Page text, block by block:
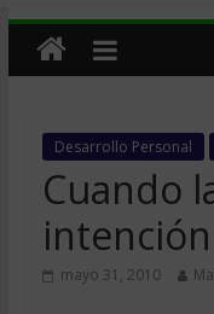
Desarrollo Personal
Cuando
mayo 31, 2010